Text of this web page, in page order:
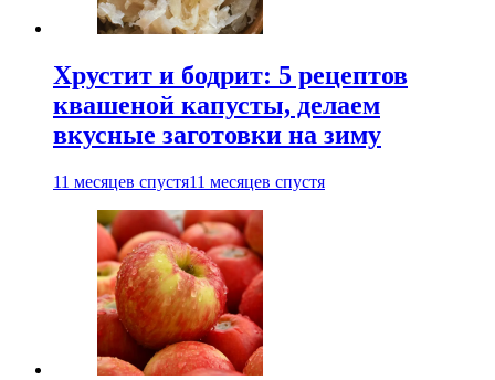
Хрустит и бодрит: 5 рецептов
квашеной капусты, делаем
вкусные заготовки на зиму
11 месяцев спустя11 месяцев спустя